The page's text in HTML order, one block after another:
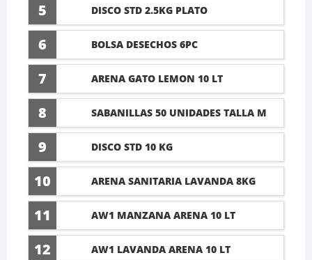
5 DISCO STD 2.5KG PLATO
6 BOLSA DESECHOS 6PC
7 ARENA GATO LEMON 10 LT
8 SABANILLAS 50 UNIDADES TALLA M
60X45CM
9 DISCO STD 10 KG
10 ARENA SANITARIA LAVANDA 8KG
11 AW1 MANZANA ARENA 10 LT
12 AW1 LAVANDA ARENA 10 LT